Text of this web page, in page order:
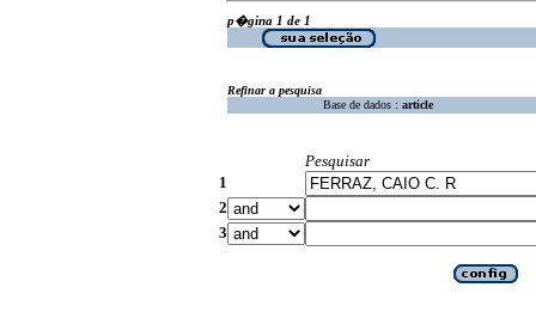
p�gina 1 de 1
Refinar a pesquisa
Base de dados : article
Pesquisar
1
2
3